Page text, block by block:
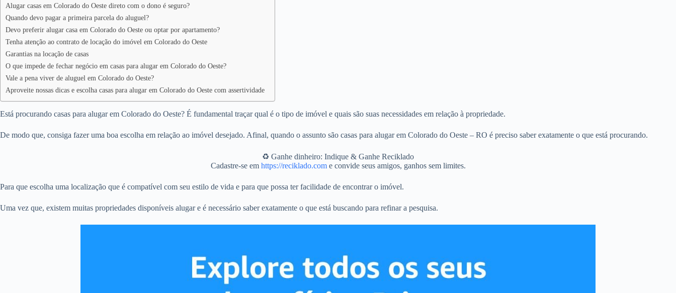
Alugar casas em Colorado do Oeste direto com o dono é seguro?
Quando devo pagar a primeira parcela do aluguel?
Devo preferir alugar casa em Colorado do Oeste ou optar por apartamento?
Tenha atenção ao contrato de locação do imóvel em Colorado do Oeste
Garantias na locação de casas
O que impede de fechar negócio em casas para alugar em Colorado do Oeste?
Vale a pena viver de aluguel em Colorado do Oeste?
Aproveite nossas dicas e escolha casas para alugar em Colorado do Oeste com assertividade
Está procurando casas para alugar em Colorado do Oeste? É fundamental traçar qual é o tipo de imóvel e quais são suas necessidades em relação à propriedade.
De modo que, consiga fazer uma boa escolha em relação ao imóvel desejado. Afinal, quando o assunto são casas para alugar em Colorado do Oeste – RO é preciso saber exatamente o que está procurando.
♻️ Ganhe dinheiro: Indique & Ganhe Reciklado
Cadastre-se em https://reciklado.come convide seus amigos, ganhos sem limites.
Para que escolha uma localização que é compatível com seu estilo de vida e para que possa ter facilidade de encontrar o imóvel.
Uma vez que, existem muitas propriedades disponíveis alugar e é necessário saber exatamente o que está buscando para refinar a pesquisa.